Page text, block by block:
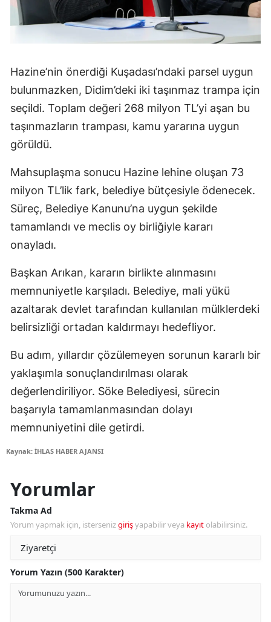
Hazine’nin önerdiği Kuşadası’ndaki parsel uygun
bulunmazken, Didim’deki iki taşınmaz trampa için
seçildi. Toplam değeri 268 milyon TL’yi aşan bu
taşınmazların trampası, kamu yararına uygun
görüldü.
Mahsuplaşma sonucu Hazine lehine oluşan 73
milyon TL’lik fark, belediye bütçesiyle ödenecek.
Süreç, Belediye Kanunu’na uygun şekilde
tamamlandı ve meclis oy birliğiyle kararı
onayladı.
Başkan Arıkan, kararın birlikte alınmasını
memnuniyetle karşıladı. Belediye, mali yükü
azaltarak devlet tarafından kullanılan mülklerdeki
belirsizliği ortadan kaldırmayı hedefliyor.
Bu adım, yıllardır çözülemeyen sorunun kararlı bir
yaklaşımla sonuçlandırılması olarak
değerlendiriliyor. Söke Belediyesi, sürecin
başarıyla tamamlanmasından dolayı
memnuniyetini dile getirdi.
Kaynak: İHLAS HABER AJANSI
Yorumlar
Takma Ad
Yorum yapmak için, istersenizgirişyapabilir veya kayıt olabilirsiniz.
Yorum Yazın (500 Karakter)